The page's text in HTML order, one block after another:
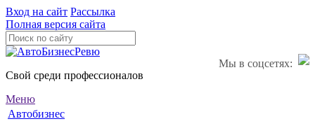
Вход на сайт Рассылка
Полная версия сайта
Мы в соцсетях:
Свой среди профессионалов
Меню
Автобизнес